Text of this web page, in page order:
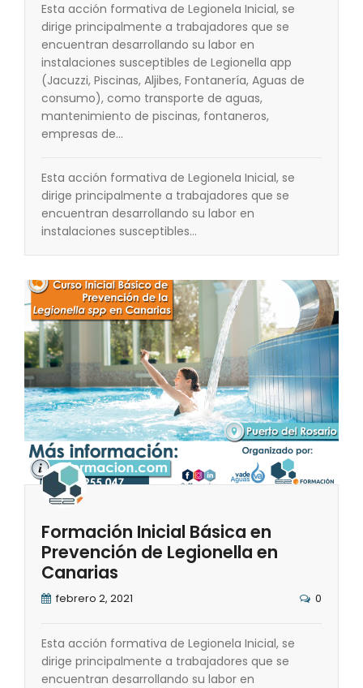
Esta acción formativa de Legionela Inicial, se
dirige principalmente a trabajadores que se
encuentran desarrollando su labor en
instalaciones susceptibles de Legionella app
(Jacuzzi, Piscinas, Aljibes, Fontanería, Aguas de
consumo), como transporte de aguas,
mantenimiento de piscinas, fontaneros,
empresas de…
Esta acción formativa de Legionela Inicial, se
dirige principalmente a trabajadores que se
encuentran desarrollando su labor en
instalaciones susceptibles…
Formación Inicial Básica en
Prevención de Legionella en
Canarias
febrero 2, 2021 0
Esta acción formativa de Legionela Inicial, se
dirige principalmente a trabajadores que se
encuentran desarrollando su labor en